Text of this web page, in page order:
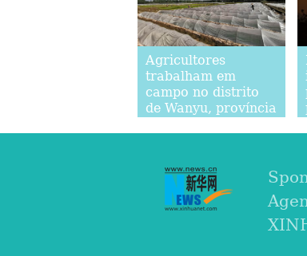
Agricultores
trabalham em
campo no distrito
de Wanyu, província